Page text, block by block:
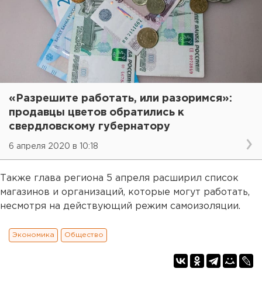
«Разрешите работать, или разоримся»:
продавцы цветов обратились к
свердловскому губернатору
6 апреля 2020 в 10:18
Также глава региона 5 апреля расширил список
магазинов и организаций, которые могут работать,
несмотря на действующий режим самоизоляции.
Экономика Общество